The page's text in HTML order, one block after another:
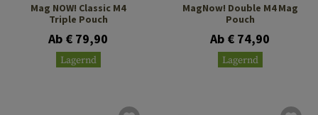
Mag NOW! Classic M4
Triple Pouch
Ab € 79,90
Lagernd
MagNow! Double M4 Mag
Pouch
Ab € 74,90
Lagernd